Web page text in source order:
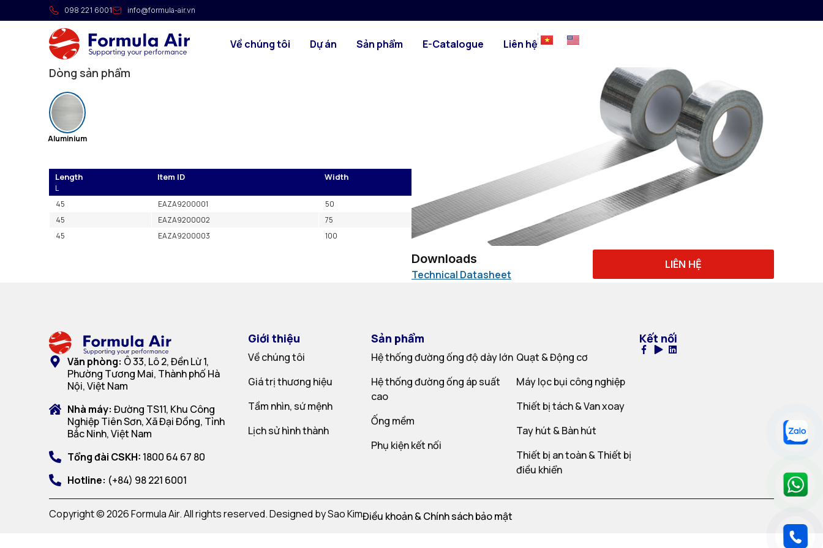
098 221 6001 info@formula-air.vn
Về chúng tôi Dự án Sản phẩm E-Catalogue Liên hệ
Băng dính nhôm cốt sợi
ALU-R TAPE là băng dính nhôm gia cường sợi thủy tinh phù hợp để làm kín trong
các hệ thống điều hòa không khí và các công tác bảo ôn.
Dòng sản phẩm
Aluminium
Length Item ID Width
L
45
EAZA9200001
50
45
EAZA9200002
75
45
EAZA9200003 100
Downloads
Technical Datasheet
LIÊN HỆ
Văn phòng: Ô 33, Lô 2, Đền Lừ 1,
Phường Tương Mai, Thành phố Hà
Nội, Việt Nam
Nhà máy: Đường TS11, Khu Công
Nghiệp Tiên Sơn, Xã Đại Đồng, Tỉnh
Bắc Ninh, Việt Nam
Tổng đài CSKH: 1800 64 67 80
Hotline: (+84) 98 221 6001
Giới thiệu
Về chúng tôi
Giá trị thương hiệu
Tầm nhìn, sứ mệnh
Lịch sử hình thành
Sản phẩm
Hệ thống đường ống độ dày lớn
Hệ thống đường ống áp suất
cao
Ống mềm
Phụ kiện kết nối
Quạt & Động cơ
Máy lọc bụi công nghiệp
Thiết bị tách & Van xoay
Tay hút & Bàn hút
Thiết bị an toàn & Thiết bị
điều khiển
Kết nối
Copyright © 2026 Formula Air. All rights reserved. Designed by Sao KimĐiều khoản & Chính sách bảo mật